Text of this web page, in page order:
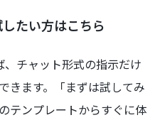
たい方はこちら
チャット形式の指示だけ
きます。「まずは試してみ
テンプレートからすぐに体